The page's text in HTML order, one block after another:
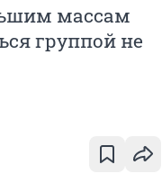
массам
группой не